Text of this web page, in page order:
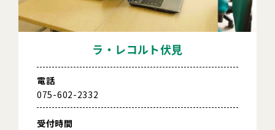
ラ・レコルト伏見
電話
075-602-2332
受付時間